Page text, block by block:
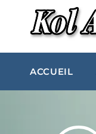
ACCUEIL